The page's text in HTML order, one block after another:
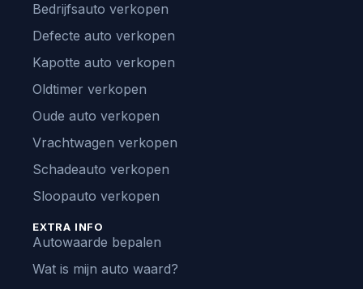
Bedrijfsauto verkopen
Defecte auto verkopen
Kapotte auto verkopen
Oldtimer verkopen
Oude auto verkopen
Vrachtwagen verkopen
Schadeauto verkopen
Sloopauto verkopen
EXTRA INFO
Autowaarde bepalen
Wat is mijn auto waard?